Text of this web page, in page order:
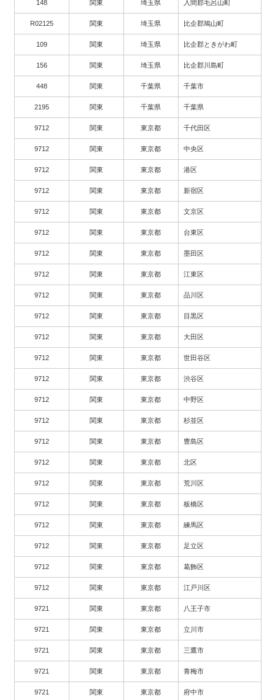
148 関東 埼玉県 入間郡毛呂山町
R02125 関東 埼玉県 比企郡鳩山町
109 関東 埼玉県 比企郡ときがわ町
156 関東 埼玉県 比企郡川島町
448 関東 千葉県 千葉市
2195 関東 千葉県 千葉県
9712 関東 東京都 千代田区
9712 関東 東京都 中央区
9712 関東 東京都 港区
9712 関東 東京都 新宿区
9712 関東 東京都 文京区
9712 関東 東京都 台東区
9712 関東 東京都 墨田区
9712 関東 東京都 江東区
9712 関東 東京都 品川区
9712 関東 東京都 目黒区
9712 関東 東京都 大田区
9712 関東 東京都 世田谷区
9712 関東 東京都 渋谷区
9712 関東 東京都 中野区
9712 関東 東京都 杉並区
9712 関東 東京都 豊島区
9712 関東 東京都 北区
9712 関東 東京都 荒川区
9712 関東 東京都 板橋区
9712 関東 東京都 練馬区
9712 関東 東京都 足立区
9712 関東 東京都 葛飾区
9712 関東 東京都 江戸川区
9721 関東 東京都 八王子市
9721 関東 東京都 立川市
9721 関東 東京都 三鷹市
9721 関東 東京都 青梅市
9721 関東 東京都 府中市